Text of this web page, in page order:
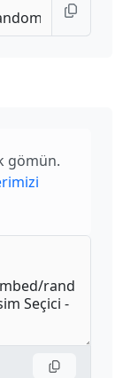
gömün.